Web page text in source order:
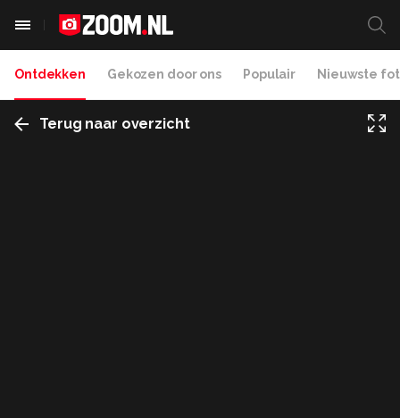
Ontdekken Gekozen door ons Populair Nieuwste
Terug naar overzicht